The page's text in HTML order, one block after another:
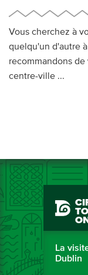
Vous cherchez à
quelqu'un d'autre
recommandons
centre-ville ...
La
Dublin